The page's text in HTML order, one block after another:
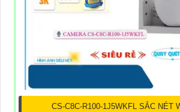
CS-C8C-R100-1J5WKFL SẮC NÉT